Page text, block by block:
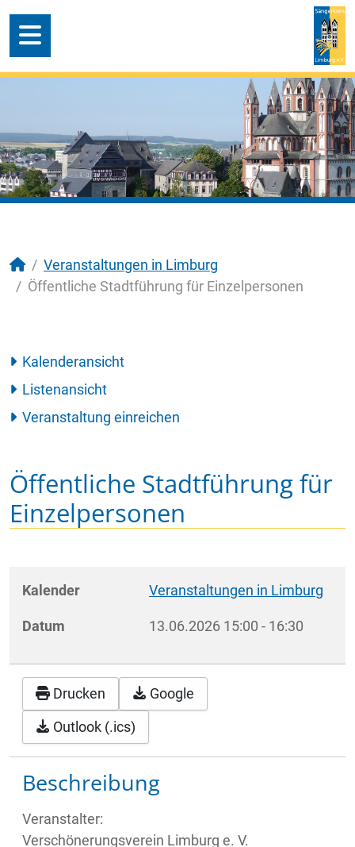
Veranstaltungen in Limburg
Öffentliche Stadtführung für Einzelpersonen
Kalenderansicht
Listenansicht
Veranstaltung einreichen
Öffentliche Stadtführung für
Einzelpersonen
Kalender Veranstaltungen in Limburg
Datum 13.06.2026 15:00 - 16:30
Drucken
Google
Outlook (.ics)
Beschreibung
Veranstalter:
Verschönerungsverein Limburg e. V.